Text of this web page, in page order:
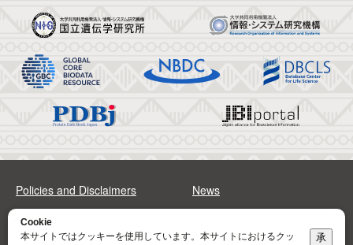
Policies and Disclaimers News
FAQs
Cookie
本サイトではクッキーを使用しています。本サイトにおけるクッ
承